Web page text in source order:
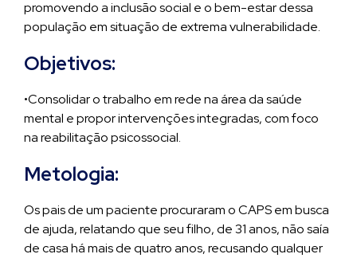
promovendo a inclusão social e o bem-estar dessa
população em situação de extrema vulnerabilidade.
Objetivos:
•Consolidar o trabalho em rede na área da saúde
mental e propor intervenções integradas, com foco
na reabilitação psicossocial.
Metologia:
Os pais de um paciente procuraram o CAPS em busca
de ajuda, relatando que seu filho, de 31 anos, não saía
de casa há mais de quatro anos, recusando qualquer